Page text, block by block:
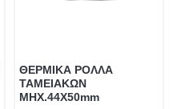
ΘΕΡΜΙΚΑ ΡΟΛΛΑ
ΤΑΜΕΙΑΚΩΝ
ΜΗΧ.44Χ50mm